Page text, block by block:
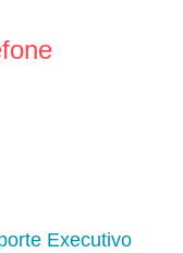
Executivo